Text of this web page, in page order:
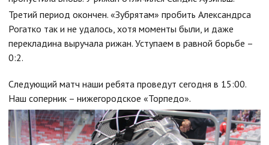
Третий период окончен. «Зубрятам» пробить Александрса
Рогатко так и не удалось, хотя моменты были, и даже
перекладина выручала рижан. Уступаем в равной борьбе –
0:2.
Следующий матч наши ребята проведут сегодня в 15:00.
Наш соперник – нижегородское «Торпедо».